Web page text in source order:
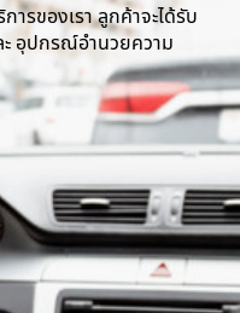
ารของเรา ลูกค้าจะได้รับ
ะ อุปกรณ์อำนวยความ